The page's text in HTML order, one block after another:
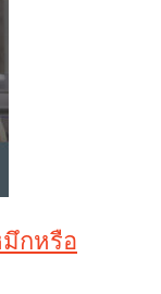
กหรือ